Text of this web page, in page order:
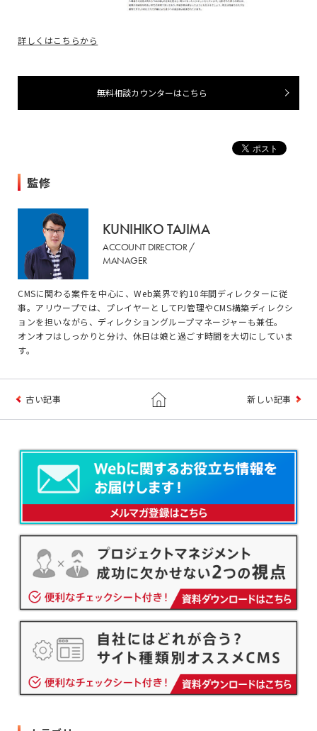
詳しくはこちらから
無料相談カウンターはこちら
監修
KUNIHIKO TAJIMA
ACCOUNT DIRECTOR /
MANAGER
CMSに関わる案件を中心に、Web業界で約10年間ディレクターに従
事。アリウープでは、プレイヤーとしてPJ管理やCMS構築ディレクシ
ョンを担いながら、ディレクショングループマネージャーも兼任。
オンオフはしっかりと分け、休日は娘と過ごす時間を大切にしていま
す。
古い記事 新しい記事